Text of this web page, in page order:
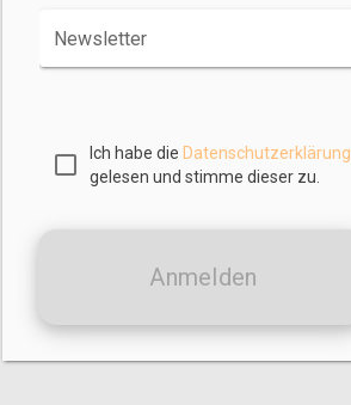
Newsletter
Ich habe die Datenschutzerklärung
gelesen und stimme dieser zu.
Anmelden